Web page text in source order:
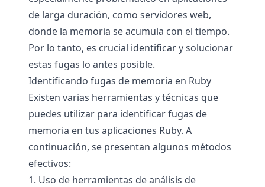
de larga duración, como servidores web,
donde la memoria se acumula con el tiempo.
Por lo tanto, es crucial identificar y solucionar
estas fugas lo antes posible.
Identificando fugas de memoria en Ruby
Existen varias herramientas y técnicas que
puedes utilizar para identificar fugas de
memoria en tus aplicaciones Ruby. A
continuación, se presentan algunos métodos
efectivos:
1. Uso de herramientas de análisis de